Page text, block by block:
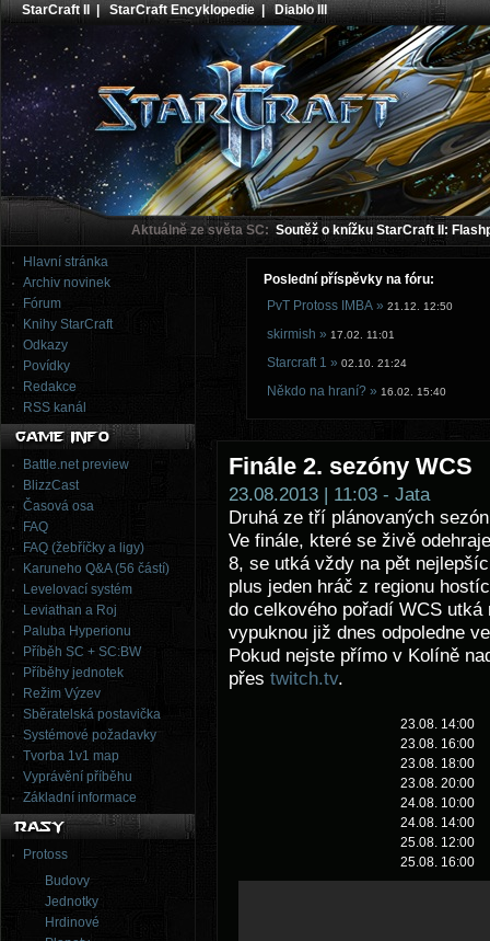
StarCraft II |StarCraft Encyklopedie|Diablo III
Aktuálně ze světa SC: Soutěž o knížku StarCraft II:
Hlavní stránka
Archiv novinek
Fórum
Knihy StarCraft
Odkazy
Povídky
Redakce
RSS kanál
Battle.net preview
BlizzCast
Časová osa
FAQ
FAQ (žebříčky a ligy)
Karuneho Q&A (56 částí)
Levelovací systém
Leviathan a Roj
Paluba Hyperionu
Příběh SC + SC:BW
Příběhy jednotek
Režim Výzev
Sběratelská postavička
Systémové požadavky
Tvorba 1v1 map
Vyprávění příběhu
Základní informace
Protoss
Budovy
Jednotky
Hrdinové
Poslední příspěvky na fóru:
PvT Protoss IMBA » 21.12. 12:50
skirmish » 17.02. 11:01
Starcraft 1 » 02.10. 21:24
Někdo na hraní? » 16.02. 15:40
Finále 2. sezóny WCS
23.08.2013 | 11:03 - Jata
Druhá ze tří plánovaných
Ve finále, které se živě
8, se utká vždy na pět
plus jeden hráč z regionu
do celkového pořadí WCS
vypuknou již dnes odpoledne
Pokud nejste přímo v Kolíně
přes twitch.tv.
23.08. 14:00
23.08. 16:00
23.08. 18:00
23.08. 20:00
24.08. 10:00
24.08. 14:00
25.08. 12:00
25.08. 16:00